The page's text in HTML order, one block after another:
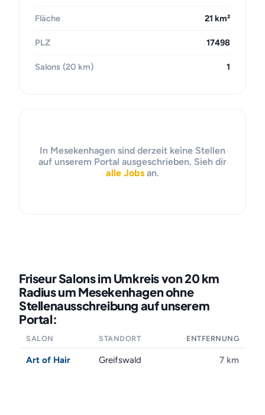
Fläche 21 km²
PLZ 17498
Salons (20 km) 1
In Mesekenhagen sind derzeit keine Stellen
auf unserem Portal ausgeschrieben. Sieh dir
alle Jobs an.
Friseur Salons im Umkreis von 20 km
Radius um Mesekenhagen ohne
Stellenausschreibung auf unserem
Portal:
SALON STANDORT ENTFERNUNG
Art of Hair Greifswald 7 km